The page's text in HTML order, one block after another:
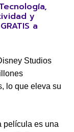
y
a
Studios
lo que eleva su
película es una